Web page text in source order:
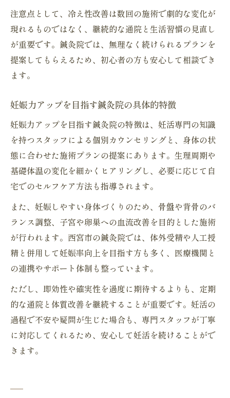
注意点として、冷え性改善は数回の施術で劇的な変化が
現れるものではなく、継続的な通院と生活習慣の見直し
が重要です。鍼灸院では、無理なく続けられるプランを
提案してもらえるため、初心者の方も安心して相談でき
ます。
妊娠力アップを目指す鍼灸院の具体的特徴
妊娠力アップを目指す鍼灸院の特徴は、妊活専門の知識
を持つスタッフによる個別カウンセリングと、身体の状
態に合わせた施術プランの提案にあります。生理周期や
基礎体温の変化を細かくヒアリングし、必要に応じて自
宅でのセルフケア方法も指導されます。
また、妊娠しやすい身体づくりのため、骨盤や背骨のバ
ランス調整、子宮や卵巣への血流改善を目的とした施術
が行われます。西宮市の鍼灸院では、体外受精や人工授
精と併用して妊娠率向上を目指す方も多く、医療機関と
の連携やサポート体制も整っています。
ただし、即効性や確実性を過度に期待するよりも、定期
的な通院と体質改善を継続することが重要です。妊活の
過程で不安や疑問が生じた場合も、専門スタッフが丁寧
に対応してくれるため、安心して妊活を続けることがで
きます。